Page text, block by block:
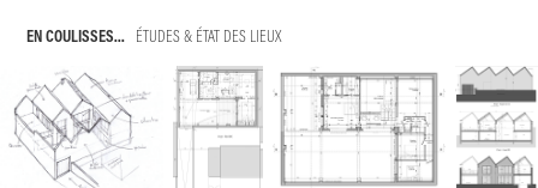
EN COULISSES... ÉTUDES & ÉTAT DES LIEUX